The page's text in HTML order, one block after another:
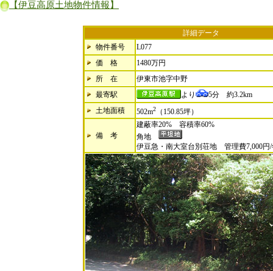
【伊豆高原土地物件情報】
詳細データ
物件番号
L077
価 格
1480万円
所 在
伊東市池字中野
最寄駅
より
5分 約3.2km
土地面積
502m2 （150.85坪）
備 考
建蔽率20% 容積率60%
角地
伊豆急・南大室台別荘地 管理費7,000円/